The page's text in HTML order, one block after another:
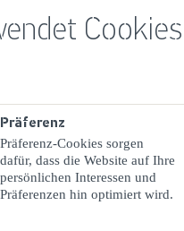
Cookies
Präferenz
Präferenz-Cookies sorgen
dafür, dass die Website auf Ihre
persönlichen Interessen und
Präferenzen hin optimiert wird.